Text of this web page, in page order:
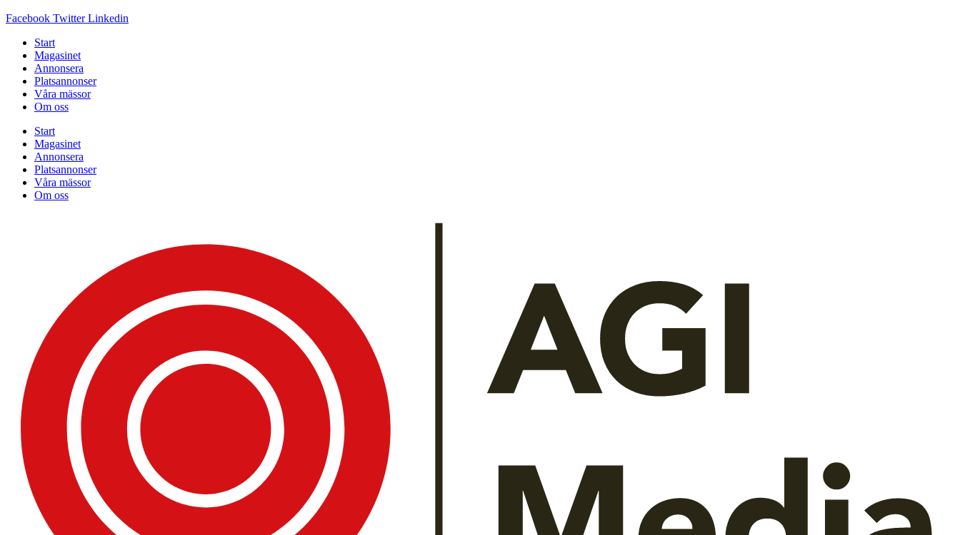
Facebook Twitter Linkedin
Start
Magasinet
Annonsera
Platsannonser
Våra mässor
Om oss
Start
Magasinet
Annonsera
Platsannonser
Våra mässor
Om oss